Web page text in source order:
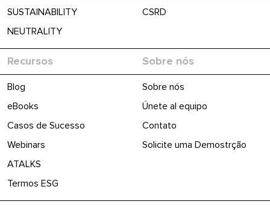
SUSTAINABILITY
NEUTRALITY
CSRD
Recursos Sobre nós
Blog
eBooks
Casos de Sucesso
Webinars
ATALKS
Termos ESG
Sobre nós
Únete al equipo
Contato
Solicite uma Demostrção